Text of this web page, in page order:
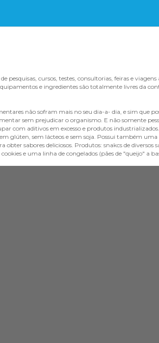
pesquisas, cursos, testes, consultorias, feiras e
e ingredientes são totalmente livres da
não sofram mais no seu dia-a- dia, e sim que
sem prejudicar o organismo. E não somente
com aditivos em excesso e produtos
glúten, sem lácteos e sem soja. Possui também
obter sabores deliciosos. Produtos: snakcs de
e uma linha de congelados (pães de "queijo" a